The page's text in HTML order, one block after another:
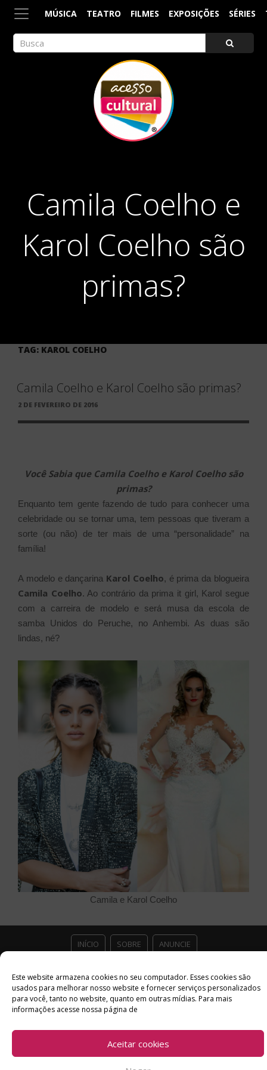
Este website armazena cookies no seu computador. Esses cookies são
usados ​​para melhorar nosso website e fornecer serviços personalizados
para você, tanto no website, quanto em outras mídias. Para mais
informações acesse nossa página de
Aceitar cookies
MÚSICA TEATRO FILMES EXPOSIÇÕES SÉRIES
Camila Coelho e
Karol Coelho são
primas?
TAG: KAROL COELHO
Camila Coelho e Karol Coelho são primas?
PUBLICADO
2 DE FEVEREIRO DE 2016
Você Sabia que Camila Coelho e Karol Coelho são
primas?
Enquanto tem gente fazendo de tudo para conhecer uma
celebridade ou se tornar uma, tem pessoas que tiveram a
sorte (ou não) de ter mais de uma “personalidade” na
família!
A modelo e dançarina Karol Coelho, é prima da blogueira
Camila Coelho. Ao contrário da prima it girl, Karol segue
com a carreira de modelo e será musa da escola de
samba Unidos do Peruche, no Anhembi. As duas são
lindas, né?
Camila e Karol Coelho
INÍCIO SOBRE ANUNCIE
ESTÚDIO ACESSO CULTURAL GUIAS PARCEIROS
CONTATO POLÍTICA DE PRIVACIDADE
Facebook
TwitterInstagram
Youtube
2026 Acesso Cultural - Arte, Cultura Pop e Entretenimento